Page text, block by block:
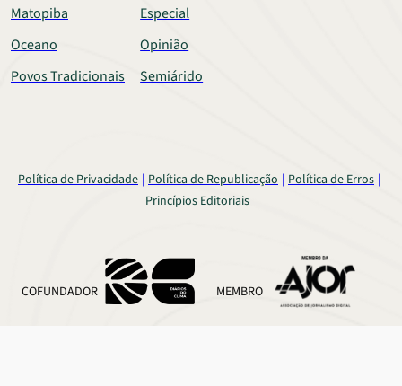
Matopiba
Especial
Oceano
Opinião
Povos Tradicionais
Semiárido
Política de Privacidade Política de Republicação
Política de Erros
Princípios Editoriais
COFUNDADOR MEMBRO